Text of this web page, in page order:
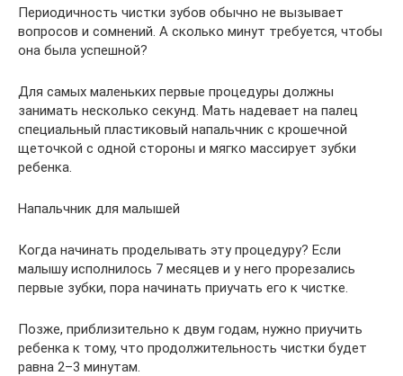
Периодичность чистки зубов обычно не вызывает
вопросов и сомнений. А сколько минут требуется, чтобы
она была успешной?
Для самых маленьких первые процедуры должны
занимать несколько секунд. Мать надевает на палец
специальный пластиковый напальчник с крошечной
щеточкой с одной стороны и мягко массирует зубки
ребенка.
Напальчник для малышей
Когда начинать проделывать эту процедуру? Если
малышу исполнилось 7 месяцев и у него прорезались
первые зубки, пора начинать приучать его к чистке.
Позже, приблизительно к двум годам, нужно приучить
ребенка к тому, что продолжительность чистки будет
равна 2–3 минутам.